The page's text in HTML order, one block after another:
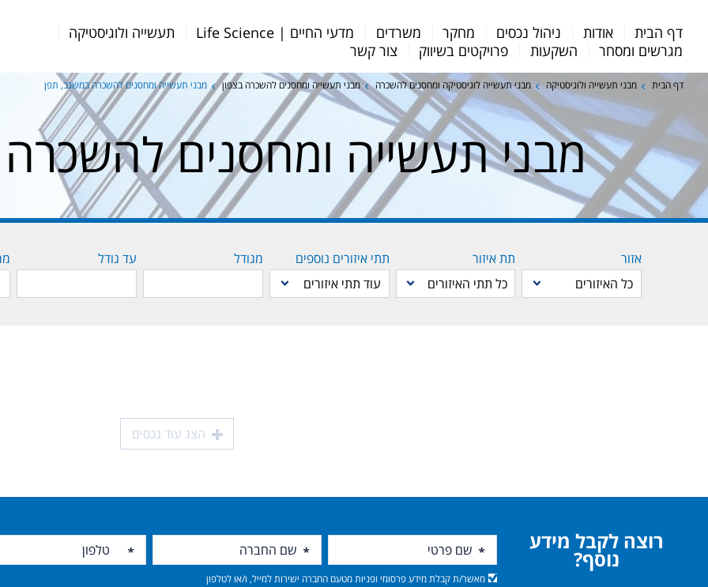
Menu
Bar
דף הבית אודות ניהול נכסים מחקר משרדים מדעי החיים | Life Science
תעשייה ולוגיסטיקה
מגרשים ומסחר
השקעות פרויקטים בשיווק צור קשר
דף הבית מבני תעשייה ולוגיסטיקה מבני תעשייה לוגיסטיקה ומחסנים להשכרה מבני תעשייה ומחסנים להשכרה בצפון מבני תעשייה ומחסנים להשכרה במשגב, תפן
מבני תעשייה ומחסנים
אזור תת איזור תתי איזורים נוספים מגודל עד גודל
רוצה לקבל מידע
נוסף?
מאשר/ת קבלת מידע פרסומי ופניות מטעם החברה ישירות למייל, ו/או לטלפון